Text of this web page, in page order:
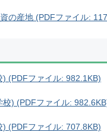
の産地 (PDFファイル:
(PDFファイル: 982.1KB)
) (PDFファイル:
(PDFファイル: 707.8KB)